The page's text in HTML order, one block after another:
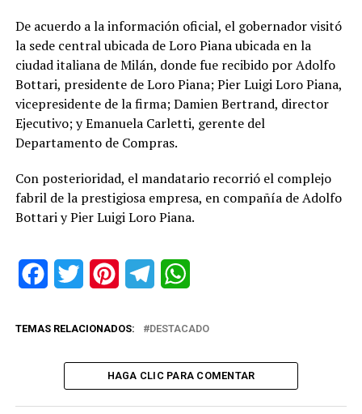
De acuerdo a la información oficial, el gobernador visitó
la sede central ubicada de Loro Piana ubicada en la
ciudad italiana de Milán, donde fue recibido por Adolfo
Bottari, presidente de Loro Piana; Pier Luigi Loro Piana,
vicepresidente de la firma; Damien Bertrand, director
Ejecutivo; y Emanuela Carletti, gerente del
Departamento de Compras.
Con posterioridad, el mandatario recorrió el complejo
fabril de la prestigiosa empresa, en compañía de Adolfo
Bottari y Pier Luigi Loro Piana.
FacebookTwitter PinterestTelegram
TEMAS RELACIONADOS: DESTACADO
HAGA CLIC PARA COMENTAR